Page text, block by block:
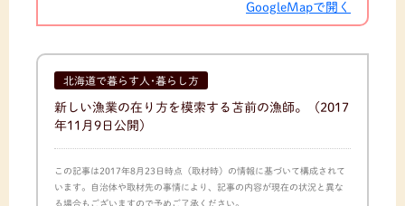
GoogleMapで開く
北海道で暮らす人･暮らし方
新しい漁業の在り方を模索する苫前の漁師。
（2017
年11月9日公開）
この記事は2017年8月23日時点（取材時）の情報に基づいて構成されて
います。自治体や取材先の事情により、記事の内容が現在の状況と異な
る場合もございますので予めご了承ください。